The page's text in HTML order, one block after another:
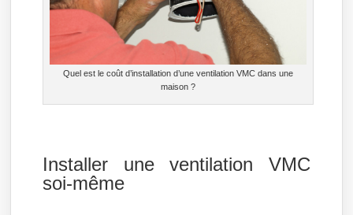
Quel est le coût d’installation d’une ventilation VMC dans une
maison ?
Installer une ventilation VMC
soi-même